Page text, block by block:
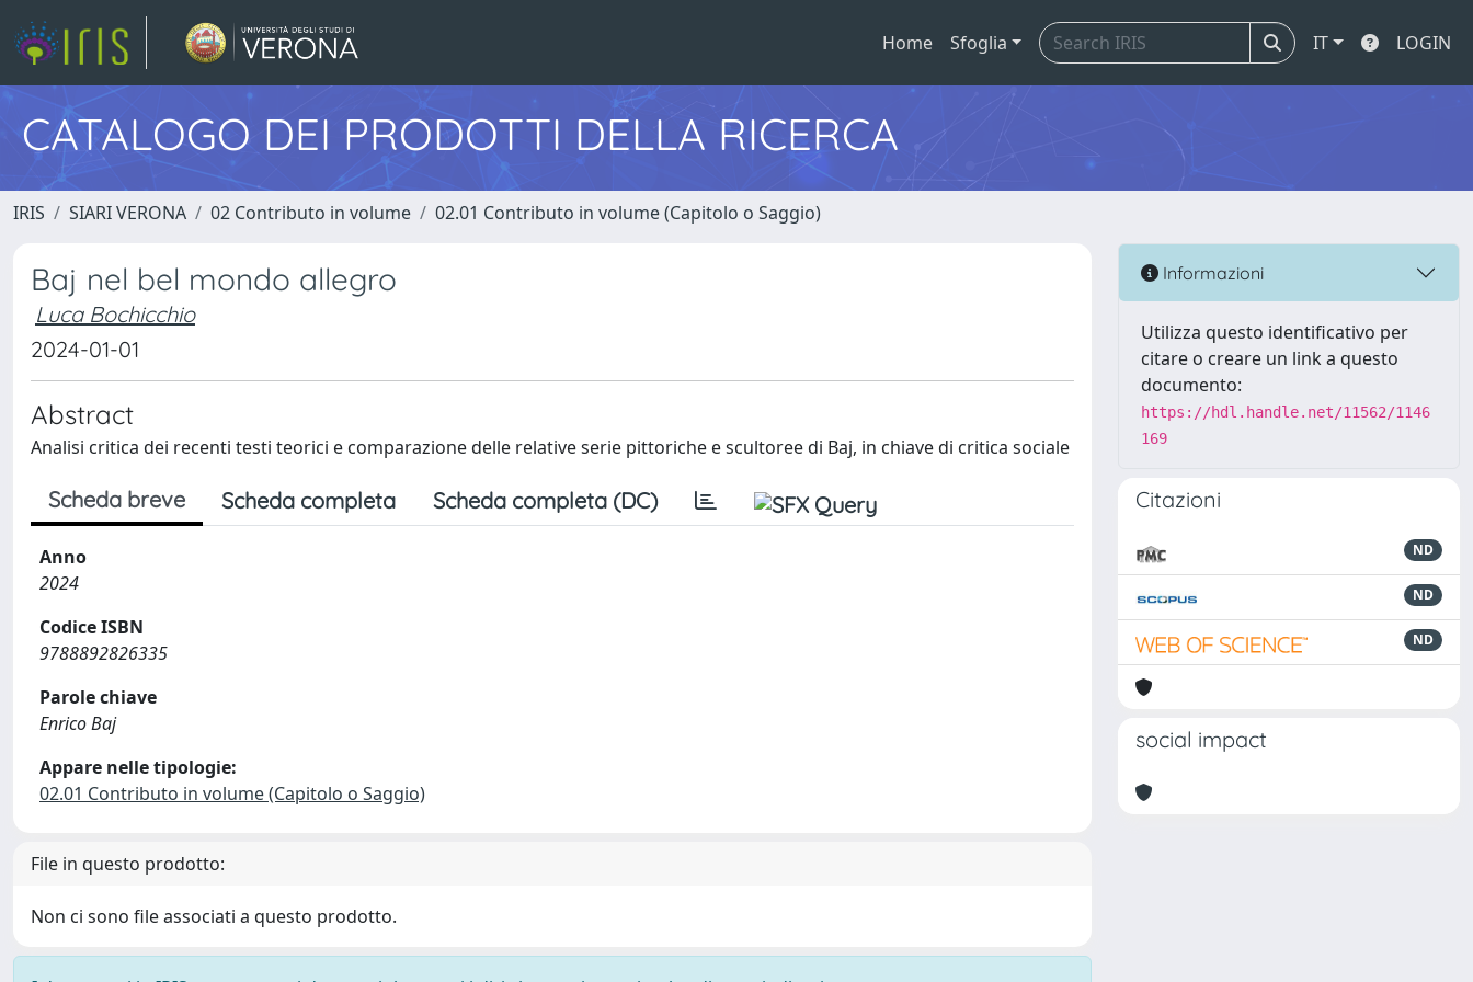
Home Sfoglia IT LOGIN
CATALOGO DEI PRODOTTI DELLA RICERCA
IRIS SIARI VERONA 02 Contributo in volume 02.01 Contributo in volume (Capitolo o Saggio)
Baj nel bel mondo allegro
Luca Bochicchio
2024-01-01
Abstract
Analisi critica dei recenti testi teorici e comparazione delle relative serie pittoriche e scultoree di Baj, in chiave di critica sociale
Scheda breve Scheda completa Scheda completa (DC)
Anno
2024
Codice ISBN
9788892826335
Parole chiave
Enrico Baj
Appare nelle tipologie:
02.01 Contributo in volume (Capitolo o Saggio)
File in questo prodotto:
Non ci sono file associati a questo prodotto.
Informazioni
Utilizza questo identificativo per
citare o creare un link a questo
documento:
https://hdl.handle.net/11562/1146
169
Citazioni
ND
ND
ND
social impact